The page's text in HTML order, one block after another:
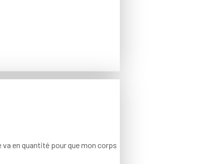
en quantité pour que mon corps